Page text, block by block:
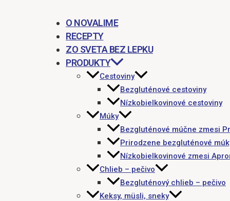
O NOVALIME
RECEPTY
ZO SVETA BEZ LEPKU
PRODUKTY
Cestoviny
Bezgluténové cestoviny
Nízkobielkovinové cestoviny
Múky
Bezgluténové múčne zmesi
Prirodzene bezgluténové
Nízkobielkovinové zmesi
Chlieb – pečivo
Bezgluténový chlieb – pečivo
Keksy, müsli, sneky